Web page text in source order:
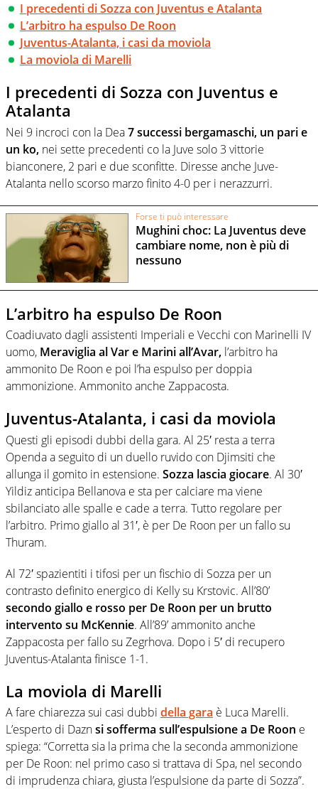
I precedenti di Sozza con Juventus e Atalanta
L’arbitro ha espulso De Roon
Juventus-Atalanta, i casi da moviola
La moviola di Marelli
I precedenti di Sozza con Juventus e
Atalanta
Nei 9 incroci con la Dea7 successi bergamaschi, un pari e
un ko, nei sette precedenti co la Juve solo 3 vittorie
bianconere, 2 pari e due sconfitte. Diresse anche Juve-
Atalanta nello scorso marzo finito 4-0 per i nerazzurri.
Forse ti può interessare
Mughini choc: La Juventus deve
cambiare nome, non è più di
nessuno
L’arbitro ha espulso De Roon
Coadiuvato dagli assistenti Imperiali e Vecchi con Marinelli IV
uomo, Meraviglia al Var e Marini all’Avar, l’arbitro ha
ammonito De Roon e poi l’ha espulso per doppia
ammonizione. Ammonito anche Zappacosta.
Juventus-Atalanta, i casi da moviola
Questi gli episodi dubbi della gara. Al 25′ resta a terra
Openda a seguito di un duello ruvido con Djimsiti che
allunga il gomito in estensione. Sozza lascia giocare. Al 30′
Yildiz anticipa Bellanova e sta per calciare ma viene
sbilanciato alle spalle e cade a terra. Tutto regolare per
l’arbitro. Primo giallo al 31′, è per De Roon per un fallo su
Thuram.
Al 72′ spazientiti i tifosi per un fischio di Sozza per un
contrasto definito energico di Kelly su Krstovic. All’80’
secondo giallo e rosso per De Roon per un brutto
intervento su McKennie. All’89’ ammonito anche
Zappacosta per fallo su Zegrhova. Dopo i 5′ di recupero
Juventus-Atalanta finisce 1-1.
La moviola di Marelli
A fare chiarezza sui casi dubbi della gara è Luca Marelli.
L’esperto di Daznsi sofferma sull’espulsione a De Roon e
spiega: “Corretta sia la prima che la seconda ammonizione
per De Roon: nel primo caso si trattava di Spa, nel secondo
di imprudenza chiara, giusta l’espulsione da parte di Sozza”.